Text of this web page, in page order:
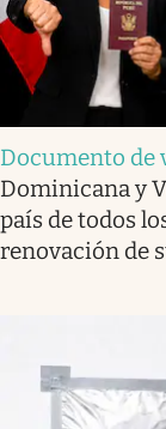
Documento de
Dominicana y
país de todos
renovación de